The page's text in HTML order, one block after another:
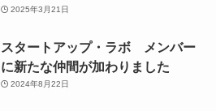
2025年3月21日
スタートアップ・ラボ メンバー
に新たな仲間が加わりました
2024年8月22日